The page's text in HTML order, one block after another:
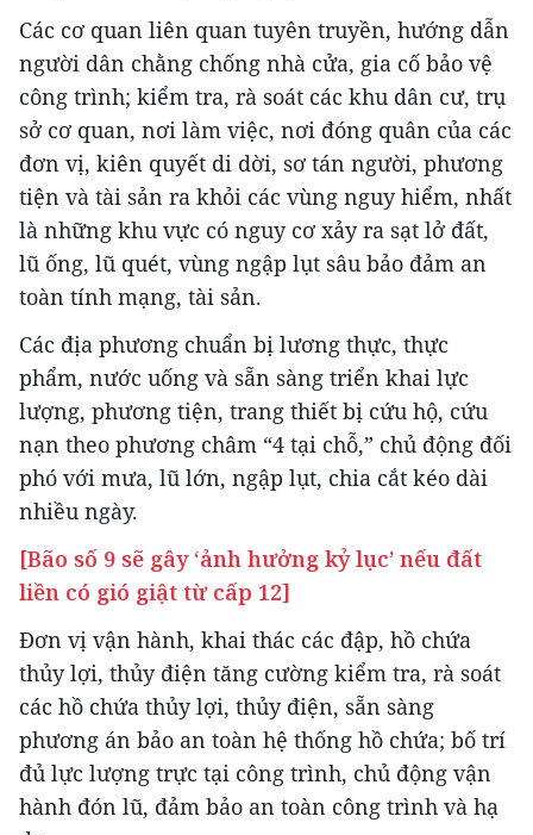
Các cơ quan liên quan tuyên truyền, hướng dẫn
người dân chằng chống nhà cửa, gia cố bảo vệ
công trình; kiểm tra, rà soát các khu dân cư, trụ
sở cơ quan, nơi làm việc, nơi đóng quân của các
đơn vị, kiên quyết di dời, sơ tán người, phương
tiện và tài sản ra khỏi các vùng nguy hiểm, nhất
là những khu vực có nguy cơ xảy ra sạt lở đất,
lũ ống, lũ quét, vùng ngập lụt sâu bảo đảm an
toàn tính mạng, tài sản.
Các địa phương chuẩn bị lương thực, thực
phẩm, nước uống và sẵn sàng triển khai lực
lượng, phương tiện, trang thiết bị cứu hộ, cứu
nạn theo phương châm “4 tại chỗ,” chủ động đối
phó với mưa, lũ lớn, ngập lụt, chia cắt kéo dài
nhiều ngày.
[Bão số 9 sẽ gây ‘ảnh hưởng kỷ lục’ nếu đất
liền có gió giật từ cấp 12]
Đơn vị vận hành, khai thác các đập, hồ chứa
thủy lợi, thủy điện tăng cường kiểm tra, rà soát
các hồ chứa thủy lợi, thủy điện, sẵn sàng
phương án bảo an toàn hệ thống hồ chứa; bố trí
đủ lực lượng trực tại công trình, chủ động vận
hành đón lũ, đảm bảo an toàn công trình và hạ